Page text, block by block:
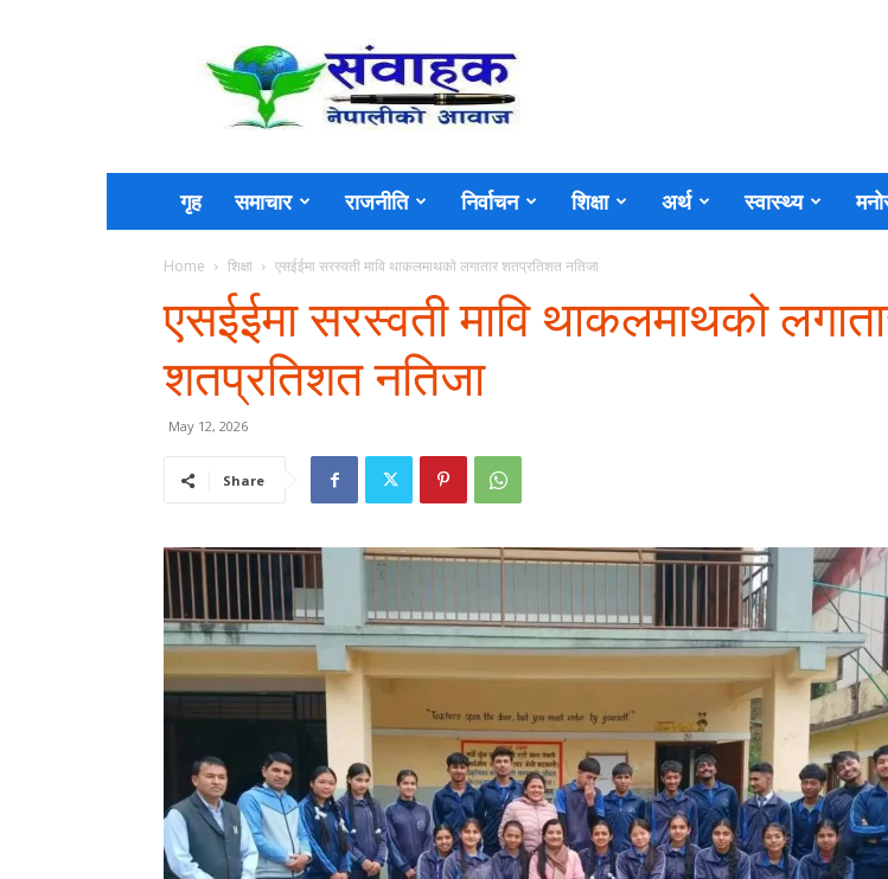
Sambahak
गृह समाचार राजनीति निर्वाचन शिक्षा अर्थ स्वास्थ्य
Home शिक्षा एसईईमा सरस्वती मावि थाकलमाथकाे लगातार शतप्रतिशत नतिजा
एसईईमा सरस्वती मावि थाकलमाथकाे
शतप्रतिशत नतिजा
May 12, 2026
Share